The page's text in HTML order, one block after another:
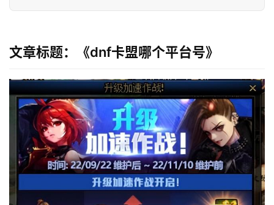
文章标题：《dnf卡盟哪个平台号》